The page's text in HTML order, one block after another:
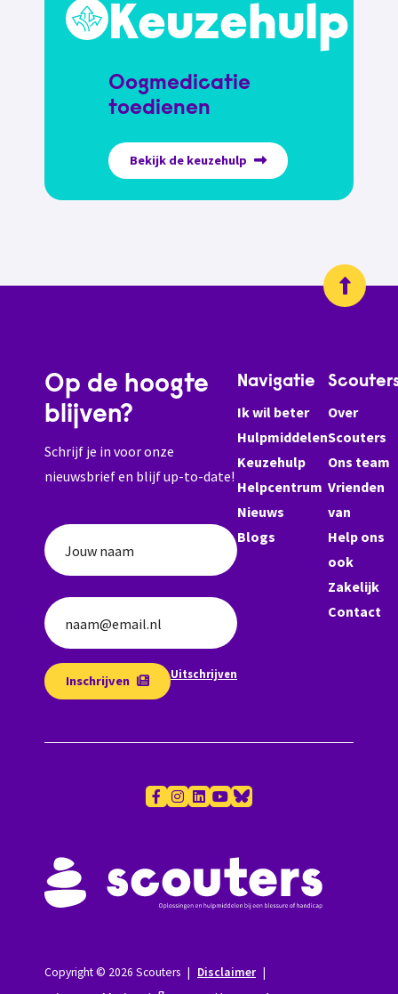
Keuzehulp
Oogmedicatie
toedienen
Bekijk de keuzehulp
Op de hoogte
blijven?
Schrijf je in voor onze
nieuwsbrief en blijf up-to-date!
Jouw naam
naam@email.nl
Inschrijven Uitschrijven
Navigatie
Ik wil beter
Hulpmiddelen
Keuzehulp
Helpcentrum
Nieuws
Blogs
Over
Scouters
Ons team
Vrienden
van
Help ons
ook
Zakelijk
Contact
Copyright © 2026 Scouters | Disclaimer |